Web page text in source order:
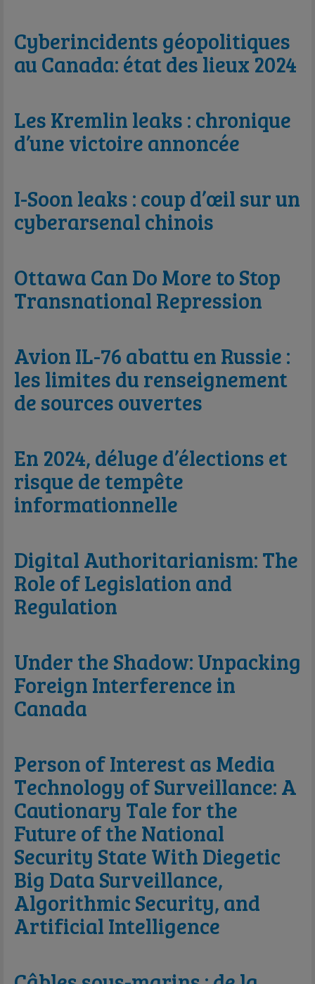
Cyberincidents géopolitiques
au Canada: état des lieux 2024
Les Kremlin leaks : chronique
d’une victoire annoncée
I-Soon leaks : coup d’œil sur un
cyberarsenal chinois
Ottawa Can Do More to Stop
Transnational Repression
Avion IL-76 abattu en Russie :
les limites du renseignement
de sources ouvertes
En 2024, déluge d’élections et
risque de tempête
informationnelle
Digital Authoritarianism: The
Role of Legislation and
Regulation
Under the Shadow: Unpacking
Foreign Interference in
Canada
Person of Interest as Media
Technology of Surveillance: A
Cautionary Tale for the
Future of the National
Security State With Diegetic
Big Data Surveillance,
Algorithmic Security, and
Artificial Intelligence